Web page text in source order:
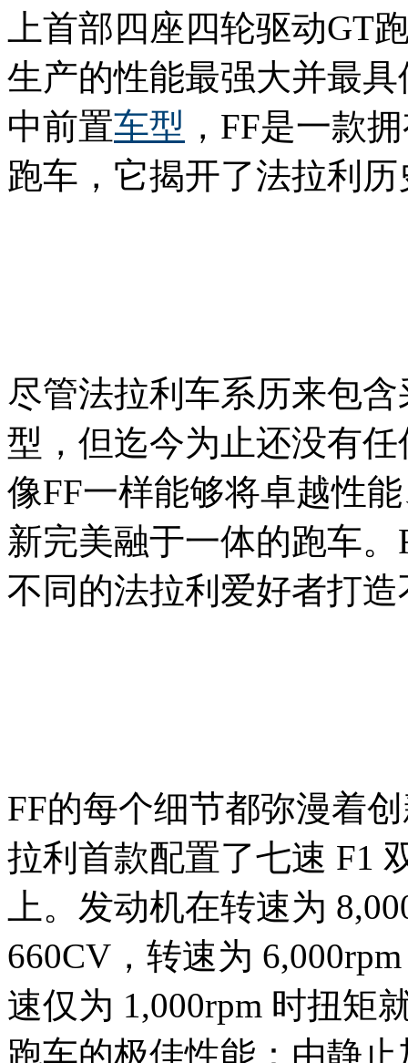
上首部四座四轮驱动GT
生产的性能最强大并最
中前置车型 ，FF是一款
跑车，它揭开了法拉利
尽管法拉利车系历来包
型，但迄今为止还没有
像FF一样能够将卓越性
新完美融于一体的跑车
不同的法拉利爱好者打
FF的每个细节都弥漫着
拉利首款配置了七速 F1
上。发动机在转速为
660CV，转速为
速仅为 1,000rpm 时扭矩
跑车的极佳性能：由静